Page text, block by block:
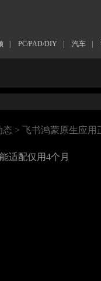
PC/PAD/DIY 汽车
态 > 飞书鸿蒙原生应用